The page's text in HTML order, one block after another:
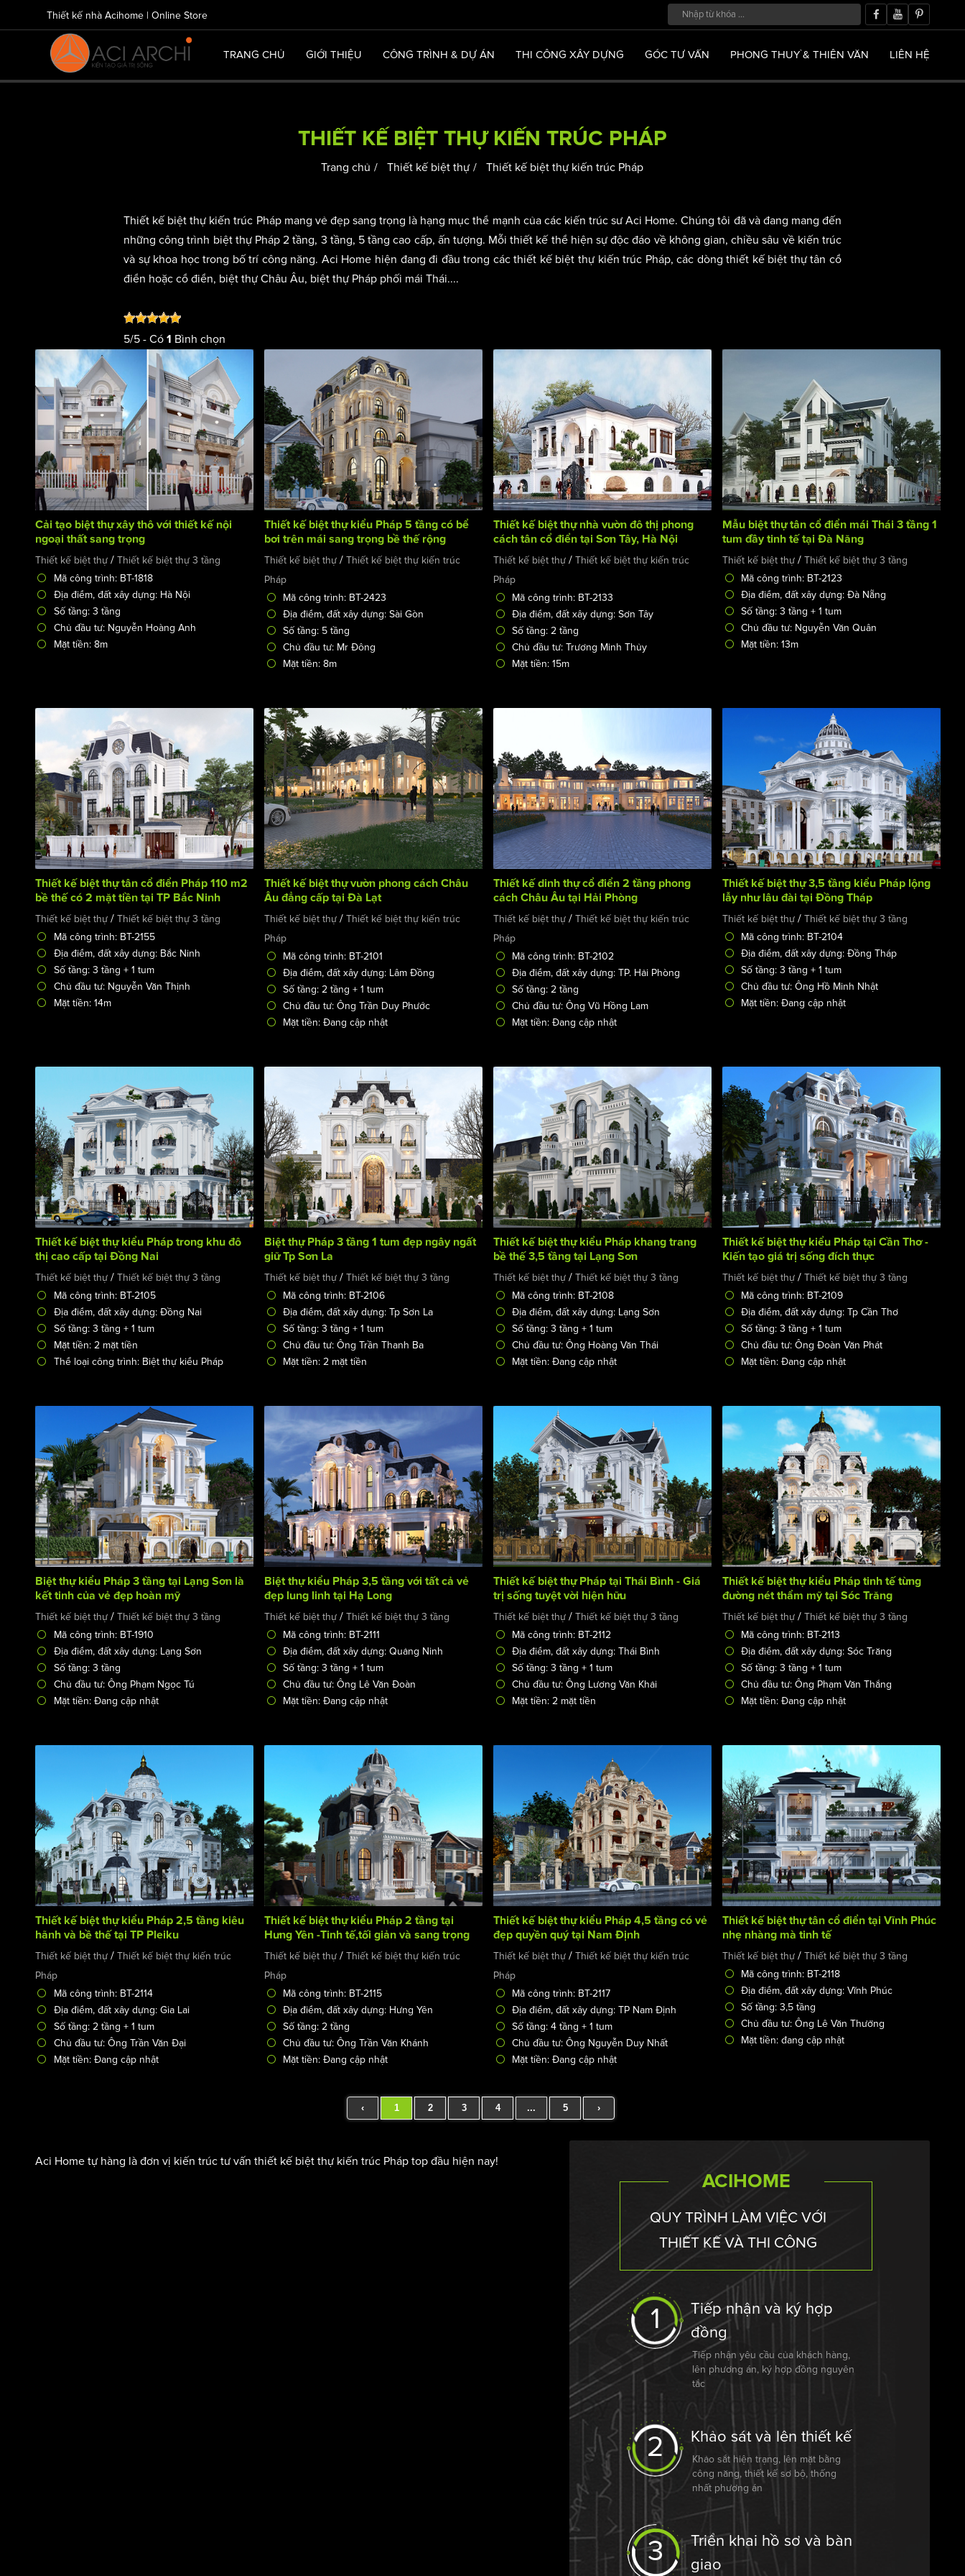
Thiết kế nhà Acihome | Online Store
TRANG CHỦ GIỚI THIỆU CÔNG TRÌNH & DỰ ÁN THI CÔNG XÂY DỰNG GÓC TƯ VẤN PHONG THUỶ & THIÊN VĂN LIÊN HỆ
THIẾT KẾ BIỆT THỰ KIẾN TRÚC PHÁP
Trang chủ Thiết kế biệt thự Thiết kế biệt thự kiến trúc Pháp
Thiết kế biệt thự kiến trúc Pháp mang vẻ đẹp sang trọng là hạng mục thể mạnh của các kiến trúc sư Aci Home. Chúng tôi đã và đang mang đến
những công trình biệt thự Pháp 2 tầng, 3 tầng, 5 tầng cao cấp, ấn tượng. Mỗi thiết kế thể hiện sự độc đáo về không gian, chiều sâu về kiến trúc
và sự khoa học trong bố trí công năng. Aci Home hiện đang đi đầu trong các thiết kế biệt thự kiến trúc Pháp, các dòng thiết kế biệt thự tân cổ
điển hoặc cổ điển, biệt thự Châu Âu, biệt thự Pháp phối mái Thái....
5/5- Có 1 Bình chọn
Cải tạo biệt thự xây thô với thiết kế nội
ngoại thất sang trọng
Thiết kế biệt thự/ Thiết kế biệt thự 3 tầng
Mã công trình: BT-1818
Địa điểm, đất xây dựng: Hà Nội
Số tầng: 3 tầng
Chủ đầu tư: Nguyễn Hoàng Anh
Mặt tiền: 8m
Thiết kế biệt thự kiểu Pháp 5 tầng có bể
bơi trên mái sang trọng bề thế rộng
140m2 tại Sài Gòn
Thiết kế biệt thự/ Thiết kế biệt thự kiến trúc
Pháp
Mã công trình: BT-2423
Địa điểm, đất xây dựng: Sài Gòn
Số tầng: 5 tầng
Chủ đầu tư: Mr Đông
Mặt tiền: 8m
Thiết kế biệt thự nhà vườn đô thị phong
cách tân cổ điển tại Sơn Tây, Hà Nội
Thiết kế biệt thự/ Thiết kế biệt thự kiến trúc
Pháp
Mã công trình: BT-2133
Địa điểm, đất xây dựng: Sơn Tây
Số tầng: 2 tầng
Chủ đầu tư: Trương Minh Thủy
Mặt tiền: 15m
Mẫu biệt thự tân cổ điển mái Thái 3 tầng 1
tum đầy tinh tế tại Đà Năng
Thiết kế biệt thự /Thiết kế biệt thự 3 tầng
Mã công trình: BT-2123
Địa điểm, đất xây dựng: Đà Nẵng
Số tầng: 3 tầng + 1 tum
Chủ đầu tư: Nguyễn Văn Quân
Mặt tiền: 13m
Thiết kế biệt thự tân cổ điển Pháp 110 m2
bề thế có 2 mặt tiền tại TP Bắc Ninh
Thiết kế biệt thự/ Thiết kế biệt thự 3 tầng
Mã công trình: BT-2155
Địa điểm, đất xây dựng: Bắc Ninh
Số tầng: 3 tầng + 1 tum
Chủ đầu tư: Nguyễn Văn Thịnh
Mặt tiền: 14m
Thiết kế biệt thự vườn phong cách Châu
Âu đẳng cấp tại Đà Lạt
Thiết kế biệt thự/ Thiết kế biệt thự kiến trúc
Pháp
Mã công trình: BT-2101
Địa điểm, đất xây dựng: Lâm Đồng
Số tầng: 2 tầng + 1 tum
Chủ đầu tư: Ông Trần Duy Phước
Mặt tiền: Đang cập nhật
Thiết kế dinh thự cổ điển 2 tầng phong
cách Châu Âu tại Hải Phòng
Thiết kế biệt thự/ Thiết kế biệt thự kiến trúc
Pháp
Mã công trình: BT-2102
Địa điểm, đất xây dựng: TP. Hải Phòng
Số tầng: 2 tầng
Chủ đầu tư: Ông Vũ Hồng Lam
Mặt tiền: Đang cập nhật
Thiết kế biệt thự 3,5 tầng kiểu Pháp lộng
lẫy như lâu đài tại Đồng Tháp
Thiết kế biệt thự /Thiết kế biệt thự 3 tầng
Mã công trình: BT-2104
Địa điểm, đất xây dựng: Đồng Tháp
Số tầng: 3 tầng + 1 tum
Chủ đầu tư: Ông Hồ Minh Nhật
Mặt tiền: Đang cập nhật
Thiết kế biệt thự kiểu Pháp trong khu đô
thị cao cấp tại Đồng Nai
Thiết kế biệt thự/ Thiết kế biệt thự 3 tầng
Mã công trình: BT-2105
Địa điểm, đất xây dựng: Đồng Nai
Số tầng: 3 tầng + 1 tum
Mặt tiền: 2 mặt tiền
Thể loại công trình: Biệt thự kiểu Pháp
Biệt thự Pháp 3 tầng 1 tum đẹp ngây ngất
giữ Tp Sơn La
Thiết kế biệt thự/ Thiết kế biệt thự 3 tầng
Mã công trình: BT-2106
Địa điểm, đất xây dựng: Tp Sơn La
Số tầng: 3 tầng + 1 tum
Chủ đầu tư: Ông Trần Thanh Ba
Mặt tiền: 2 mặt tiền
Thiết kế biệt thự kiểu Pháp khang trang
bề thế 3,5 tầng tại Lạng Sơn
Thiết kế biệt thự/ Thiết kế biệt thự 3 tầng
Mã công trình: BT-2108
Địa điểm, đất xây dựng: Lạng Sơn
Số tầng: 3 tầng + 1 tum
Chủ đầu tư: Ông Hoàng Văn Thái
Mặt tiền: Đang cập nhật
Thiết kế biệt thự kiểu Pháp tại Cần Thơ -
Kiến tạo giá trị sống đích thực
Thiết kế biệt thự /Thiết kế biệt thự 3 tầng
Mã công trình: BT-2109
Địa điểm, đất xây dựng: Tp Cần Thơ
Số tầng: 3 tầng + 1 tum
Chủ đầu tư: Ông Đoàn Văn Phát
Mặt tiền: Đang cập nhật
Biệt thự kiểu Pháp 3 tầng tại Lạng Sơn là
kết tinh của vẻ đẹp hoàn mỹ
Thiết kế biệt thự/ Thiết kế biệt thự 3 tầng
Mã công trình: BT-1910
Địa điểm, đất xây dựng: Lạng Sơn
Số tầng: 3 tầng
Chủ đầu tư: Ông Phạm Ngọc Tú
Mặt tiền: Đang cập nhật
Biệt thự kiểu Pháp 3,5 tầng với tất cả vẻ
đẹp lung linh tại Hạ Long
Thiết kế biệt thự/ Thiết kế biệt thự 3 tầng
Mã công trình: BT-2111
Địa điểm, đất xây dựng: Quảng Ninh
Số tầng: 3 tầng + 1 tum
Chủ đầu tư: Ông Lê Văn Đoàn
Mặt tiền: Đang cập nhật
Thiết kế biệt thự Pháp tại Thái Bình - Giá
trị sống tuyệt vời hiện hữu
Thiết kế biệt thự/ Thiết kế biệt thự 3 tầng
Mã công trình: BT-2112
Địa điểm, đất xây dựng: Thái Bình
Số tầng: 3 tầng + 1 tum
Chủ đầu tư: Ông Lương Văn Khải
Mặt tiền: 2 mặt tiền
Thiết kế biệt thự kiểu Pháp tinh tế từng
đường nét thẩm mỹ tại Sóc Trăng
Thiết kế biệt thự /Thiết kế biệt thự 3 tầng
Mã công trình: BT-2113
Địa điểm, đất xây dựng: Sóc Trăng
Số tầng: 3 tầng + 1 tum
Chủ đầu tư: Ông Phạm Văn Thắng
Mặt tiền: Đang cập nhật
Thiết kế biệt thự kiểu Pháp 2,5 tầng kiêu
hãnh và bề thế tại TP Pleiku
Thiết kế biệt thự/ Thiết kế biệt thự kiến trúc
Pháp
Mã công trình: BT-2114
Địa điểm, đất xây dựng: Gia Lai
Số tầng: 2 tầng + 1 tum
Chủ đầu tư: Ông Trần Văn Đại
Mặt tiền: Đang cập nhật
Thiết kế biệt thự kiểu Pháp 2 tầng tại
Hưng Yên -Tinh tế,tối giản và sang trọng
Thiết kế biệt thự/ Thiết kế biệt thự kiến trúc
Pháp
Mã công trình: BT-2115
Địa điểm, đất xây dựng: Hưng Yên
Số tầng: 2 tầng
Chủ đầu tư: Ông Trần Văn Khánh
Mặt tiền: Đang cập nhật
Thiết kế biệt thự kiểu Pháp 4,5 tầng có vẻ
đẹp quyền quý tại Nam Định
Thiết kế biệt thự/ Thiết kế biệt thự kiến trúc
Pháp
Mã công trình: BT-2117
Địa điểm, đất xây dựng: TP Nam Định
Số tầng: 4 tầng + 1 tum
Chủ đầu tư: Ông Nguyễn Duy Nhất
Mặt tiền: Đang cập nhật
Thiết kế biệt thự tân cổ điển tại Vĩnh Phúc
nhẹ nhàng mà tinh tế
Thiết kế biệt thự /Thiết kế biệt thự 3 tầng
Mã công trình: BT-2118
Địa điểm, đất xây dựng: Vĩnh Phúc
Số tầng: 3,5 tầng
Chủ đầu tư: Ông Lê Văn Thưởng
Mặt tiền: đang cập nhật
‹ 1 2 3 4 ... 5 ›
Aci Home tự hàng là đơn vị kiến trúc tư vấn thiết kế biệt thự kiến trúc Pháp top đầu hiện nay!
ACIHOME
QUY TRÌNH LÀM VIỆC VỚI
THIẾT KẾ VÀ THI CÔNG
1
Tiếp nhận và ký hợp
đồng
Tiếp nhận yêu cầu của khách hàng,
lên phương án, ký hợp đồng nguyên
tắc
2 Khảo sát và lên thiết kế
Khảo sắt hiện trạng, lên mặt bằng
công năng, thiết kế sơ bộ, thống
nhất phương án
3
Triển khai hồ sơ và bàn
giao